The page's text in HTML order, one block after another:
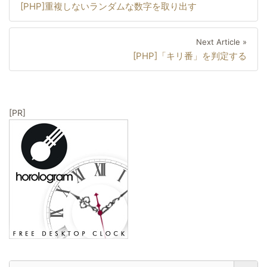
ナ
ー
ン
Article
[PHP]重複しないランダムな数字を取り出す
Next Article »
[PHP]「キリ番」を判定する
[PR]